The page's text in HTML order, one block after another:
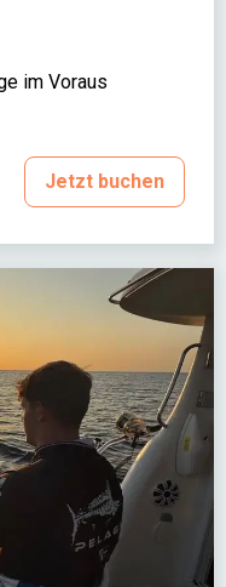
im Voraus
Jetzt buchen